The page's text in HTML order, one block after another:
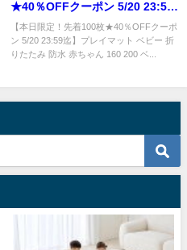
★40％OFFクーポン 5/20 23:59
迄】プレイマット ベビー 折りた
【本日限定！先着100枚★40％OFFクーポ
ン 5/20 23:59迄】プレイマット ベビー 折
りたたみ 防水 赤ちゃん 160 200 ベ...